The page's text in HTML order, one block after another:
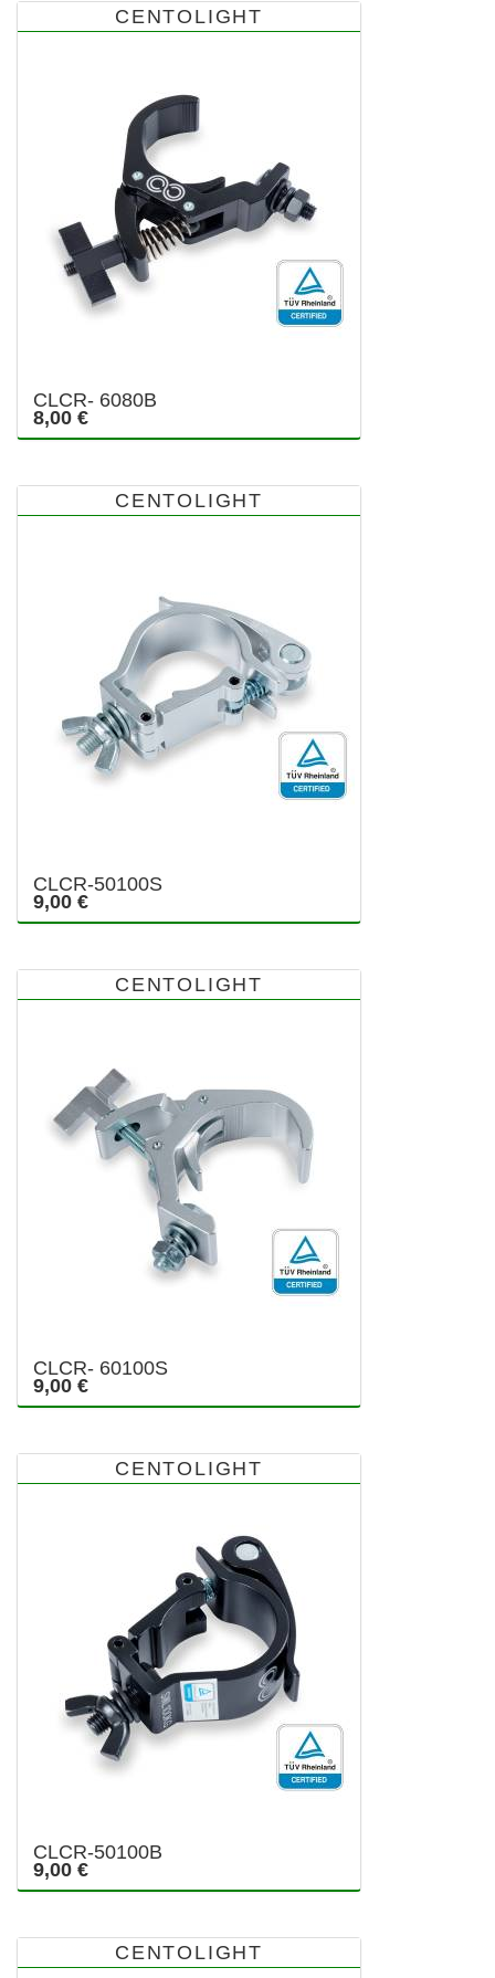
CENTOLIGHT
CLCR- 6080B
8,00 €
CENTOLIGHT
CLCR-50100S
9,00 €
CENTOLIGHT
CLCR- 60100S
9,00 €
CENTOLIGHT
CLCR-50100B
9,00 €
CENTOLIGHT